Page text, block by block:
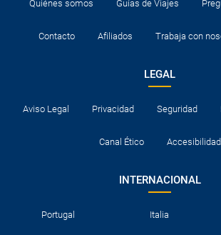
Quiénes somos Guías de Viajes
Contacto Afiliados Trabaja con
LEGAL
Aviso Legal Privacidad Seguridad
Canal Ético Accesibilidad
INTERNACIONAL
Portugal Italia